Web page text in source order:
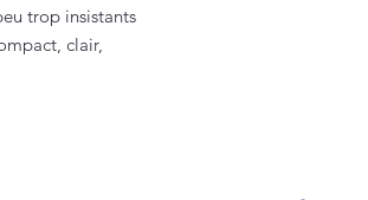
trop insistants
clair,